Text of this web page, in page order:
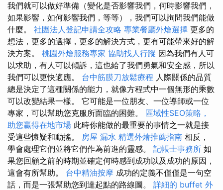
我們就可以做好準備（變化是否影響我們，何時影響我們，
如果影響，如何影響我們，等等），我們可以詢問我們能做
什麼。 社團法人登記申請全攻略 專業餐廳外燴選擇 更多的
想法，更多的選擇，更多的解決方式，更有可能帶來好的解
決方案。 桃園外燴服務專家 協助找人行蹤 因為我們有人可
以求助，有人可以傾訴，這也給了我們勇氣和安全感，所以
我們可以更快適應。 台中筋膜刀放鬆療程 人際關係的品質
總是決定了這種關係的能力，就像方程式中一個無形的乘數
可以改變結果一樣。 它可能是一位朋友、一位導師或一位
專家，可以幫助您克服所面臨的困難。 區域性SEO策略，
助您贏得在地市場 此時你能做的最重要的事情之一就是接
受這些懷疑和動搖。 房屋 漏水 精選外燴推薦指南 相反，
學會處理它們並將它們作為前進的靈感。 記帳士事務所 如
果您回顧之前的時期並確定何時感到成功以及成功的原因，
這會有所幫助。 台中精油按摩 成功的定義不僅僅是一句空
話，而是一張幫助您到達起點的路線圖。 詳細的 buffet 外